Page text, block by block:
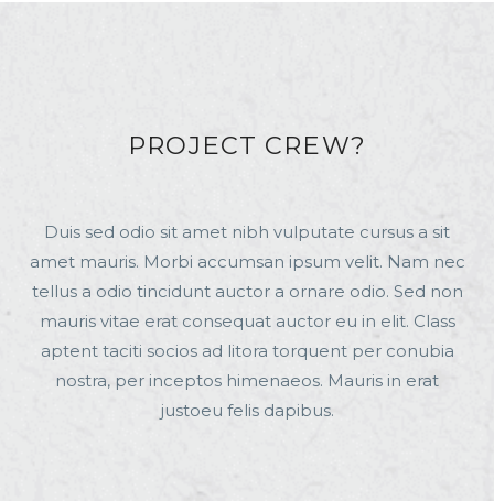
PROJECT CREW?
Duis sed odio sit amet nibh vulputate cursus a sit
amet mauris. Morbi accumsan ipsum velit. Nam nec
tellus a odio tincidunt auctor a ornare odio. Sed non
mauris vitae erat consequat auctor eu in elit. Class
aptent taciti socios ad litora torquent per conubia
nostra, per inceptos himenaeos. Mauris in erat
justoeu felis dapibus.